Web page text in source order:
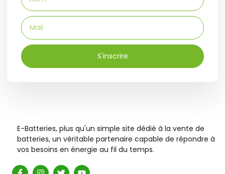
S'inscrire
E-Batteries, plus qu'un simple site dédié à la vente de
batteries, un véritable partenaire capable de répondre à
vos besoins en énergie au fil du temps.